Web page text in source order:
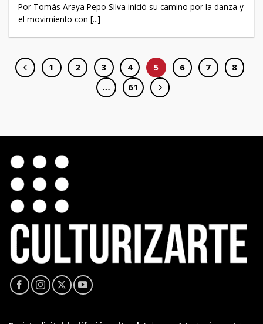
Por Tomás Araya Pepo Silva inició su camino por la danza y
el movimiento con [...]
1 2 3 4 5 6 7
8
…
61